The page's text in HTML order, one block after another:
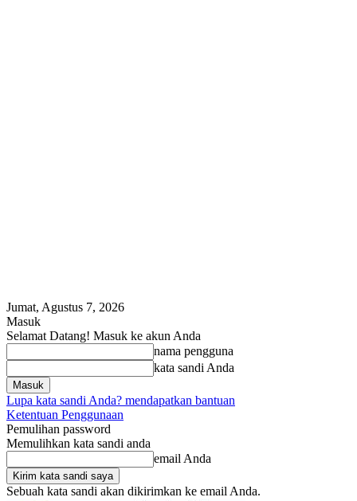
Jumat, Agustus 7, 2026
Masuk
Selamat Datang! Masuk ke akun Anda
nama pengguna
kata sandi Anda
Lupa kata sandi Anda? mendapatkan bantuan
Ketentuan Penggunaan
Pemulihan password
Memulihkan kata sandi anda
email Anda
Sebuah kata sandi akan dikirimkan ke email Anda.